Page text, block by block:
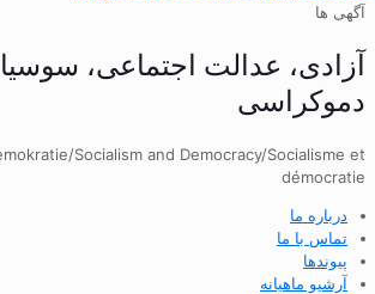
آگهی ها
آزادی، عدالت اجتماعی،
دموکراسی
Socialism and Democracy/Socialisme et
démocratie
درباره ما
تماس با ما
پیوندها
آرشیو ماهیانه